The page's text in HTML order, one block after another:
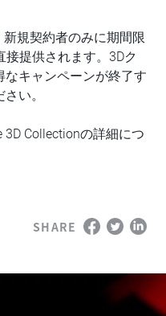
規契約者のみに期間限
接提供されます。3Dク
なキャンペーンが終了す
い。
3D Collectionの詳細につ
SHARE